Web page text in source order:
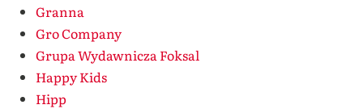
Granna
Gro Company
Grupa Wydawnicza Foksal
Happy Kids
Hipp